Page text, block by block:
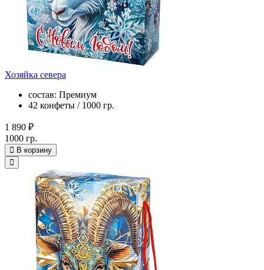
Хозяйка севера
состав: Премиум
42 конфеты / 1000 гр.
1 890 ₽
1000 гр.
В корзину